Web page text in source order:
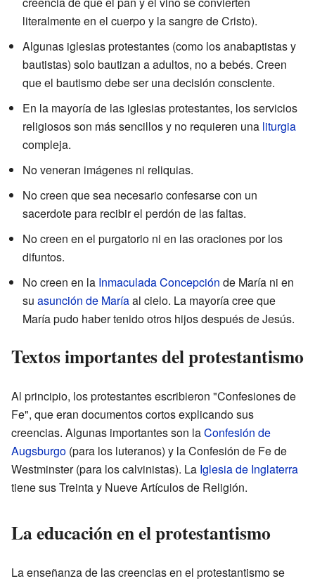
literalmente en el cuerpo y la sangre de Cristo).
Algunas iglesias protestantes (como los anabaptistas y
bautistas) solo bautizan a adultos, no a bebés. Creen
que el bautismo debe ser una decisión consciente.
En la mayoría de las iglesias protestantes, los servicios
religiosos son más sencillos y no requieren una liturgia
compleja.
No veneran imágenes ni reliquias.
No creen que sea necesario confesarse con un
sacerdote para recibir el perdón de las faltas.
No creen en el purgatorio ni en las oraciones por los
difuntos.
No creen en la Inmaculada Concepción de María ni en
su asunción de Maríaal cielo. La mayoría cree que
María pudo haber tenido otros hijos después de Jesús.
Textos importantes del protestantismo
Al principio, los protestantes escribieron "Confesiones de
Fe", que eran documentos cortos explicando sus
creencias. Algunas importantes son laConfesión de
Augsburgo (para los luteranos) y la Confesión de Fe de
Westminster (para los calvinistas). La Iglesia de Inglaterra
tiene sus Treinta y Nueve Artículos de Religión.
La educación en el protestantismo
La enseñanza de las creencias en el protestantismo se